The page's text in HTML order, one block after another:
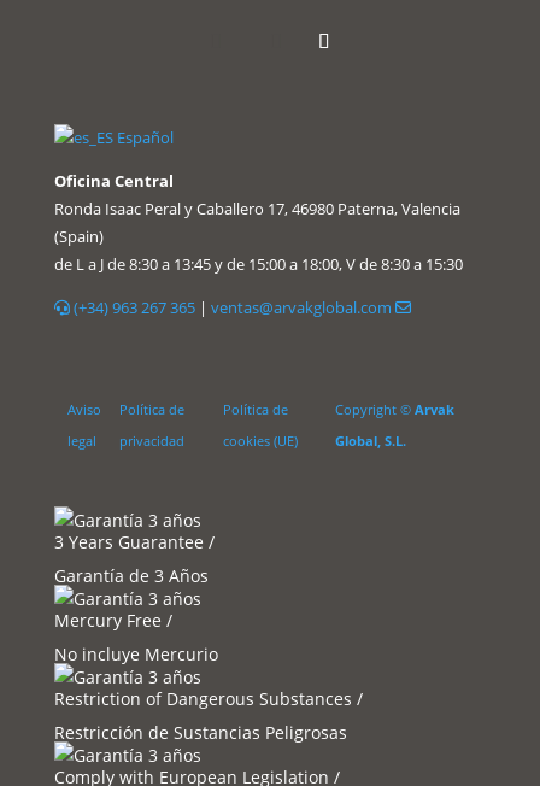
Español
Oficina Central
Ronda Isaac Peral y Caballero 17, 46980 Paterna, Valencia
(Spain)
de L a J de 8:30 a 13:45 y de 15:00 a 18:00, V de 8:30 a 15:30
(+34) 963 267 365| ventas@arvakglobal.com
Aviso
legal
Política de
privacidad
Política de
cookies (UE)
Copyright © Arvak
Global, S.L.
3 Years Guarantee /
Garantía de 3 Años
Mercury Free /
No incluye Mercurio
Restriction of Dangerous Substances /
Restricción de Sustancias Peligrosas
Comply with European Legislation /